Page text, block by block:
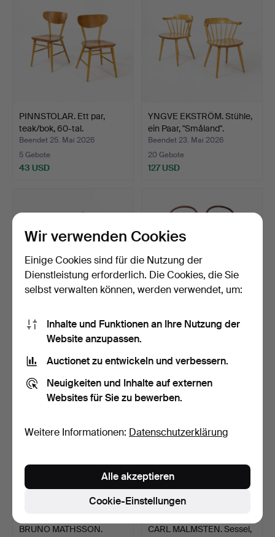
PINNSTOLAR. Ett par,
teak/bok, 60-tal.
Beendet 25. Mai 2026
5 Gebote
43 USD
YNGVE EKSTRÖM. Stühle,
ein Paar, "Småland".
Beendet 23. Mai 2026
20 Gebote
127 USD
AUFBLASBARER SESSEL,
a.i.r. ROLIG, IKEA.
1 Gebot
CAFÉSTÜHLE. 2 Stk., erste
1 Gebot
BRUNO MATHSSON.
CARL MALMSTEN. Sessel,
Wir verwenden Cookies
Einige Cookies sind für die Nutzung der
Dienstleistung erforderlich. Die Cookies, die Sie
selbst verwalten können, werden verwendet, um:
Inhalte und Funktionen an Ihre Nutzung der
Website anzupassen.
Auctionet zu entwickeln und verbessern.
Neuigkeiten und Inhalte auf externen
Websites für Sie zu bewerben.
Weitere Informationen: Datenschutzerklärung
Cookie-Einstellungen
Alle akzeptieren